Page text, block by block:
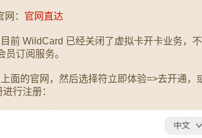
： 官网直达
目前 WildCard 已经关闭了虚拟卡开卡业务，
员订阅服务。
面的官网，然后选择符立即体验=>去开通，
行注册：